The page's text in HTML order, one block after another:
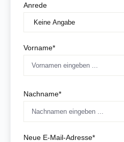
Anrede
Vorname*
Nachname*
Neue E-Mail-Adresse*